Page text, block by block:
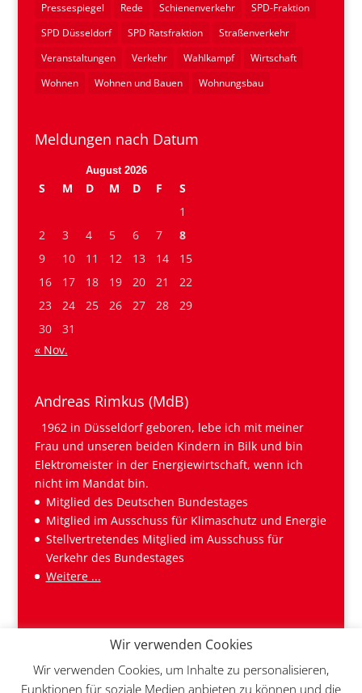
Pressespiegel
Rede Schienenverkehr
SPD-Fraktion
SPD Düsseldorf
SPD Ratsfraktion
Straßenverkehr
Veranstaltungen
Verkehr Wahlkampf
Wirtschaft
Wohnen
Wohnen und Bauen Wohnungsbau
Meldungen nach Datum
August 2026
S M D M D F
S
1
2
3 4 5 6 7
8
9
10 11 12 13 14
15
16
17 18 19 20 21
22
23
24 25 26 27 28
29
30
31
« Nov.
Andreas Rimkus (MdB)
1962 in Düsseldorf geboren, lebe ich mit meiner
Frau und unseren beiden Kindern in Bilk und bin
Elektromeister in der Energiewirtschaft, wenn ich
nicht im Mandat bin.
Mitglied des Deutschen Bundestages
Mitglied im Ausschuss für Klimaschutz und Energie
Stellvertretendes Mitglied im Ausschuss für
Verkehr des Bundestages
Weitere ...
Wir verwenden Cookies
Wir verwenden Cookies, um Inhalte zu personalisieren,
Funktionen für soziale Medien anbieten zu können und die